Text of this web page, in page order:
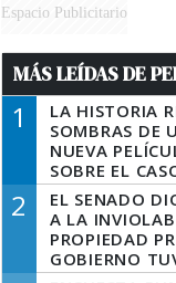
Espacio Publicitario
MÁS LEÍDAS DE
1
LA HISTORIA
SOMBRAS DE
NUEVA
SOBRE EL
QUE
MARIDO
2
EL SENADO
A LA
PROPIEDAD
GOBIERNO
LA LEY DEL